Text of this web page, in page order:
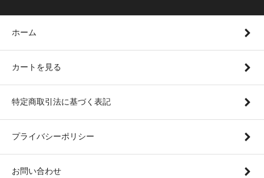
ホーム
カートを見る
特定商取引法に基づく表記
プライバシーポリシー
お問い合わせ